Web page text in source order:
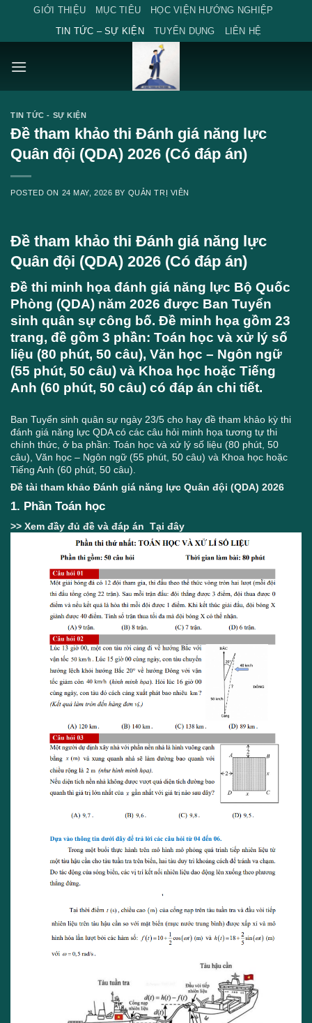
content
GIỚI THIỆU MỤC TIÊU
HỌC VIỆN HƯỚNG NGHIỆP
TIN TỨC – SỰ KIỆN
TUYỂN DỤNG LIÊN HỆ
TIN TỨC - SỰ KIỆN
Đề tham khảo thi Đánh giá năng lực
Quân đội (QDA) 2026 (Có đáp án)
POSTED ON 24 MAY, 2026 BY QUẢN TRỊ VIÊN
Đề tham khảo thi Đánh giá năng lực
Quân đội (QDA) 2026 (Có đáp án)
Đề thi minh họa đánh giá năng lực Bộ Quốc
Phòng (QDA) năm 2026 được Ban Tuyển
sinh quân sự công bố. Đề minh họa gồm 23
trang, đề gồm 3 phần: Toán học và xử lý số
liệu (80 phút, 50 câu), Văn học – Ngôn ngữ
(55 phút, 50 câu) và Khoa học hoặc Tiếng
Anh (60 phút, 50 câu) có đáp án chi tiết.
Ban Tuyển sinh quân sự ngày 23/5 cho hay đề tham khảo kỳ thi
đánh giá năng lực QDA có các câu hỏi minh họa tương tự thi
chính thức, ở ba phần: Toán học và xử lý số liệu (80 phút, 50
câu), Văn học – Ngôn ngữ (55 phút, 50 câu) và Khoa học hoặc
Tiếng Anh (60 phút, 50 câu).
Đề tài tham khảo Đánh giá năng lực Quân đội (QDA) 2026
1. Phần Toán học
>> Xem đầy đủ đề và đáp án Tại đây